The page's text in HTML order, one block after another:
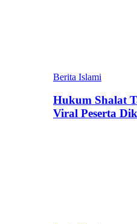
Berita Islami
Hukum Shalat
Viral Peserta